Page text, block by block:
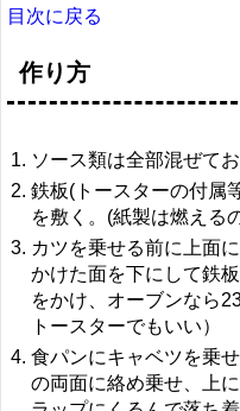
目次に戻る
作り方
ソース類は全部混ぜてお
鉄板(トースターの付属
を敷く。(紙製は燃える
カツを乗せる前に上面
かけた面を下にして鉄
をかけ、オーブンなら
トースターでもいい）
食パンにキャベツを乗
の両面に絡め乗せ、上